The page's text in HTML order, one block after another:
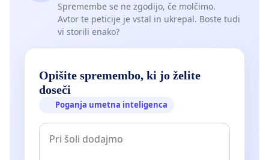
Spremembe se ne zgodijo, če molčimo.
Avtor te peticije je vstal in ukrepal. Boste tudi
vi storili enako?
Opišite spremembo, ki jo želite
doseči
Poganja umetna inteligenca